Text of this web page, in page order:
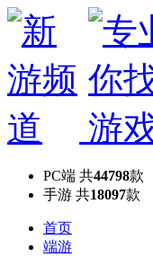
PC端 共44798款
手游 共18097款
首页
端游